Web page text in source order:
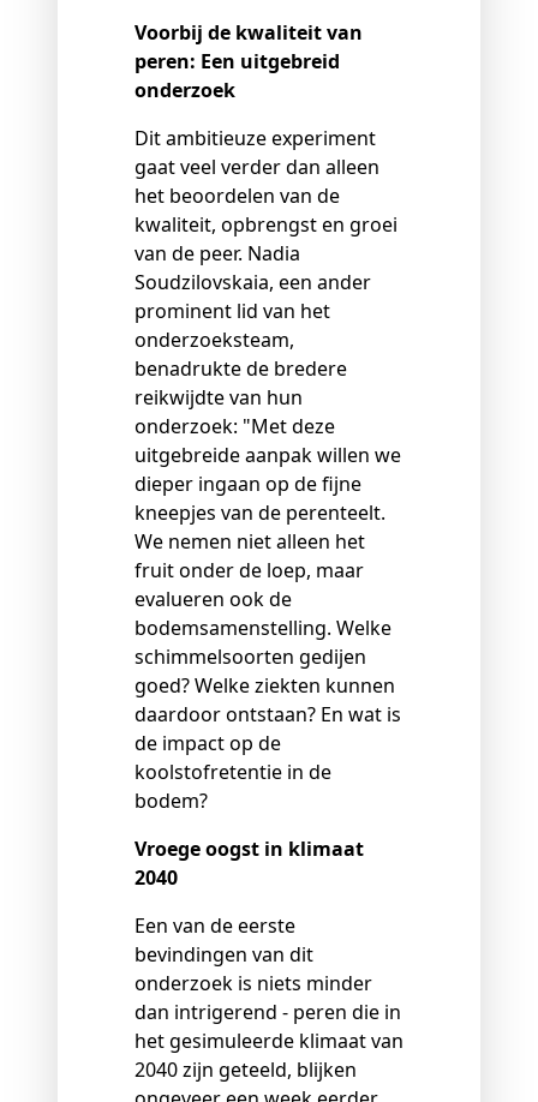
Voorbij de kwaliteit van
peren: Een uitgebreid
onderzoek
Dit ambitieuze experiment
gaat veel verder dan alleen
het beoordelen van de
kwaliteit, opbrengst en groei
van de peer. Nadia
Soudzilovskaia, een ander
prominent lid van het
onderzoeksteam,
benadrukte de bredere
reikwijdte van hun
onderzoek: "Met deze
uitgebreide aanpak willen we
dieper ingaan op de fijne
kneepjes van de perenteelt.
We nemen niet alleen het
fruit onder de loep, maar
evalueren ook de
bodemsamenstelling. Welke
schimmelsoorten gedijen
goed? Welke ziekten kunnen
daardoor ontstaan? En wat is
de impact op de
koolstofretentie in de
bodem?
Vroege oogst in klimaat
2040
Een van de eerste
bevindingen van dit
onderzoek is niets minder
dan intrigerend - peren die in
het gesimuleerde klimaat van
2040 zijn geteeld, blijken